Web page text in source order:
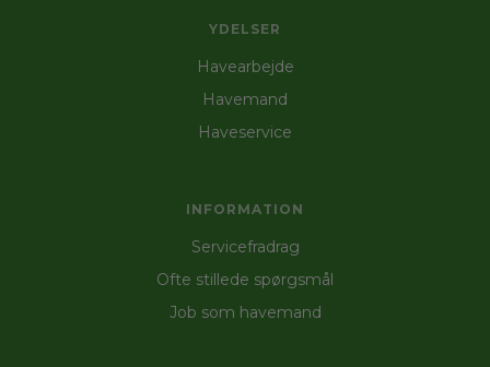
YDELSER
Havearbejde
Havemand
Haveservice
INFORMATION
Servicefradrag
Ofte stillede spørgsmål
Job som havemand